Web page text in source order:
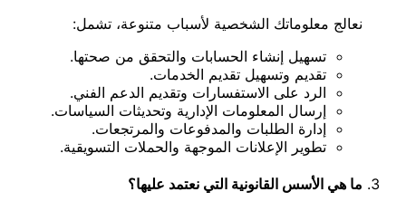
نعالج معلوماتك الشخصية لأسباب متنوعة، تشمل:
تسهيل إنشاء الحسابات والتحقق من صحتها.
تقديم وتسهيل تقديم الخدمات.
الرد على الاستفسارات وتقديم الدعم الفني.
إرسال المعلومات الإدارية وتحديثات السياسات.
إدارة الطلبات والمدفوعات والمرتجعات.
تطوير الإعلانات الموجهة والحملات التسويقية.
ما هي الأسس القانونية التي نعتمد عليها؟